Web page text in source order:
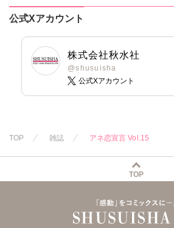
桜小路むつみ
池田文春
東條仁
白虎丸 粕谷秀夫
葉月かずお
平田弘次
真田ハイジ
桃凪めぐ
日野塔子
北里千寿
由多いり
奥原まむ
小鳥晶
知葉サナ
春時雨よ
公式Xアカウント
株式会社秋水社
@shusuisha
公式Xアカウント
TOP 雑誌 アネ恋宣言 Vol.15
TOP